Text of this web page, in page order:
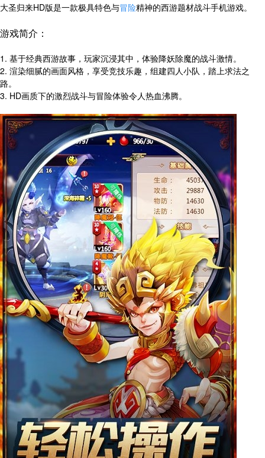
大圣归来HD版是一款极具特色与冒险精神的西游题材战斗手机游戏。
游戏简介：
1. 基于经典西游故事，玩家沉浸其中，体验降妖除魔的战斗激情。
2. 渲染细腻的画面风格，享受竞技乐趣，组建四人小队，踏上求法之
路。
3. HD画质下的激烈战斗与冒险体验令人热血沸腾。